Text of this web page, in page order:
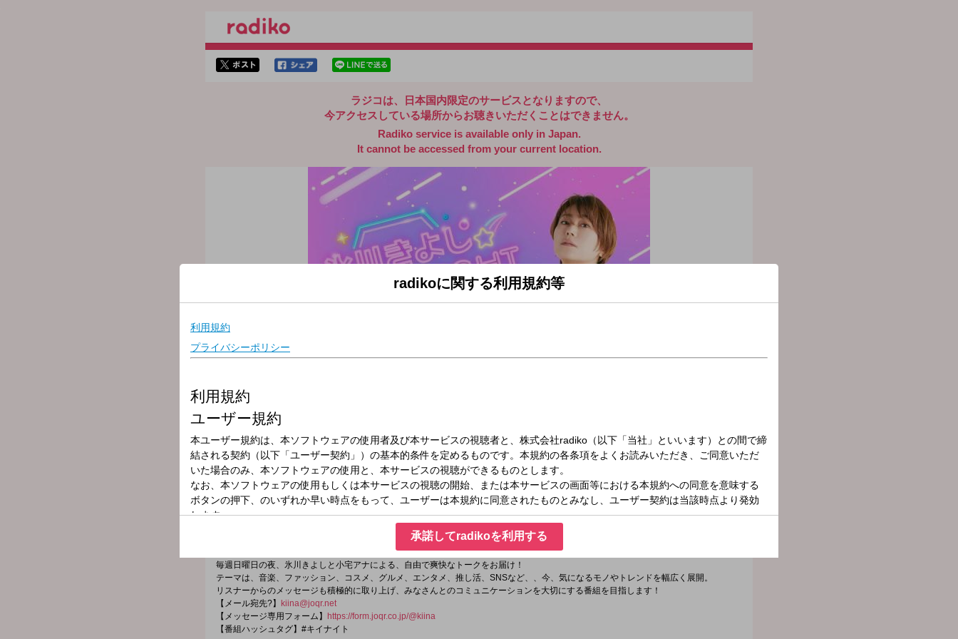
ラジコは、日本国内限定のサービスとなりますので、
今アクセスしている場所からお聴きいただくことはできません。
Radiko service is available only in Japan.
It cannot be accessed from your current location.
放送局
放送時間
2026年5月31日（日）17:30～17:45
番組名
氷川きよし 〜KII NIGHT〜
番組メールフォーム：
https://form.joqr.co.jp/@kiina
」
https://x.com/kiinight_joqr」
毎週日曜日の夜、氷川きよしと小宅アナによる、自由で爽快なトークをお届け！
テーマは、音楽、ファッション、コスメ、グルメ、エンタメ、推し活、SNSなど、、今、気になるモノやトレンドを幅広く展開。
リスナーからのメッセージも積極的に取り上げ、みなさんとのコミュニケーションを大切にする番組を目指します！
【メール宛先?】
kiina@joqr.net
【メッセージ専用フォーム】
https://form.joqr.co.jp/@kiina
【番組ハッシュタグ】#キイナイト
radikoに関する利用規約等
承諾してradikoを利用する